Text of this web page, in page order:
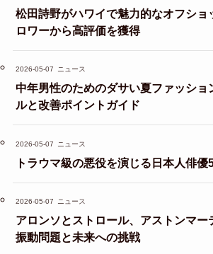
松田詩野がハワイで魅力的なオフショ
ロワーから高評価を獲得
2026-05-07 ニュース
中年男性のためのダサい夏ファッショ
ルと改善ポイントガイド
2026-05-07 ニュース
トラウマ級の悪役を演じる日本人俳優
2026-05-07 ニュース
アロンソとストロール、アストンマー
振動問題と未来への挑戦